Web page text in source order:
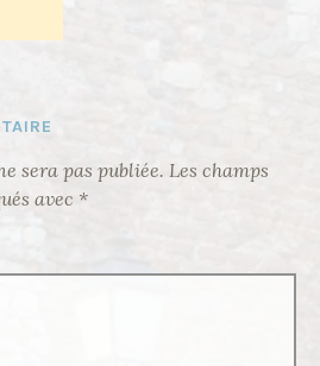
sera pas publiée. Les champs
avec *